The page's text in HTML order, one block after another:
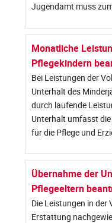
Jugendamt muss
Monatliche
Pflegekindern
Bei Leistungen der
Unterhalt des
durch laufende
Unterhalt umfasst
für die Pflege und
Übernahme der
Pflegeeltern
Die Leistungen in
Erstattung